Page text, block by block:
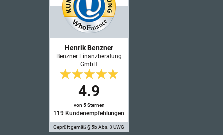
Henrik Benzner
Benzner Finanzberatung
GmbH
4.9
von 5 Sternen
119 Kundenempfehlungen
Geprüft gemäß § 5b Abs. 3 UWG